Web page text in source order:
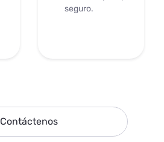
seguro.
Contáctenos